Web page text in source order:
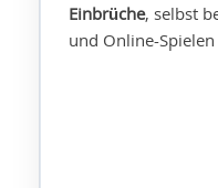
Einbrüche, selbst
und Online-Spielen